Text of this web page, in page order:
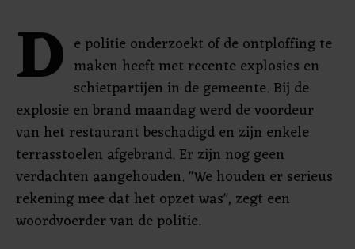
D e politie onderzoekt of de ontploffing te
maken heeft met recente explosies en
schietpartijen in de gemeente. Bij de
explosie en brand maandag werd de voordeur
van het restaurant beschadigd en zijn enkele
terrasstoelen afgebrand. Er zijn nog geen
verdachten aangehouden. "We houden er serieus
rekening mee dat het opzet was", zegt een
woordvoerder van de politie.